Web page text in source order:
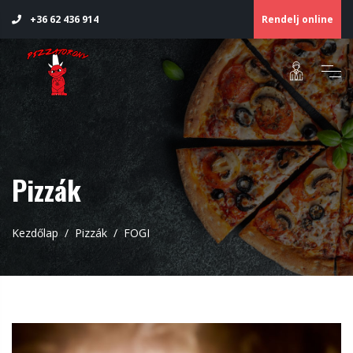
+36 62 436 914 Rendelj online
Pizzák
Kezdőlap Pizzák FOGI